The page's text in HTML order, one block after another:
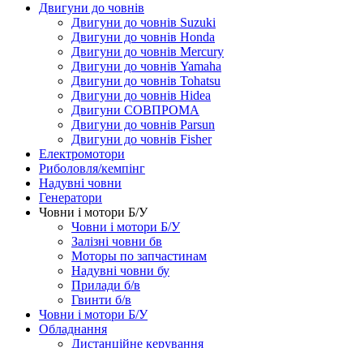
Двигуни до човнів
Двигуни до човнів Suzuki
Двигуни до човнів Honda
Двигуни до човнів Mercury
Двигуни до човнів Yamaha
Двигуни до човнів Tohatsu
Двигуни до човнів Hidea
Двигуни СОВПРОМА
Двигуни до човнів Parsun
Двигуни до човнів Fisher
Електромотори
Риболовля/кемпінг
Надувні човни
Генератори
Човни і мотори Б/У
Човни і мотори Б/У
Залізні човни бв
Моторы по запчастинам
Надувні човни бу
Прилади б/в
Гвинти б/в
Човни і мотори Б/У
Обладнання
Дистанційне керування